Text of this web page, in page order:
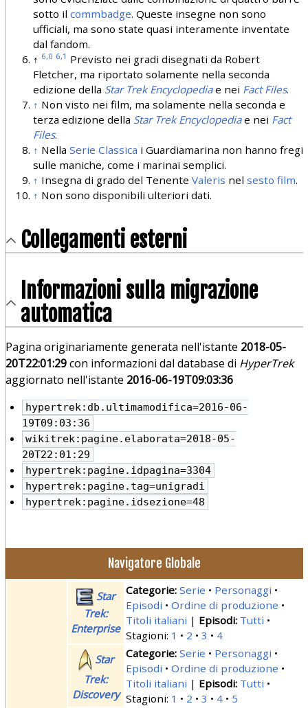
sotto il commbadge. Queste insegne non sono
ufficiali, ma sono state quasi interamente inventate
dal fandom.
↑ 6,0 6,1 Previsto nei gradi disegnati da Robert
Fletcher, ma riportato solamente nella seconda
edizione della Star Trek Encyclopediae nei Fact Files.
↑ Non visto nei film, ma solamente nella seconda e
terza edizione della Star Trek Encyclopediae nei Fact
Files.
↑ Nella Serie Classica i Guardiamarina non hanno fregi
sulle maniche, come i marinai semplici.
↑ Insegna di grado del Tenente Valeris nel sesto film.
↑ Non sono disponibili ulteriori dati.
Collegamenti esterni
Informazioni sulla migrazione
automatica
Pagina originariamente generata nell'istante 2018-05-
20T22:01:29con informazioni dal database di HyperTrek
aggiornato nell'istante 2016-06-19T09:03:36
hypertrek:db.ultimamodifica=2016-06-
19T09:03:36
wikitrek:pagine.elaborata=2018-05-
20T22:01:29
hypertrek:pagine.idpagina=3304
hypertrek:pagine.tag=unigradi
hypertrek:pagine.idsezione=48
Navigatore Globale
Star
Trek:
Enterprise
Serie
Personaggi
Episodi
Ordine di produzione
Titoli italiani |
Tutti
Stagioni: 1 2 3
4
Star
Trek:
Discovery
Serie
Personaggi
Episodi
Ordine di produzione
Titoli italiani |
Tutti
Stagioni: 1 2 3 4 5